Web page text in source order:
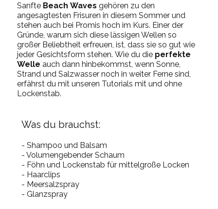
Sanfte Beach Waves gehören zu den
angesagtesten Frisuren in diesem Sommer und
stehen auch bei Promis hoch im Kurs. Einer der
Gründe, warum sich diese lässigen Wellen so
großer Beliebtheit erfreuen, ist, dass sie so gut wie
jeder Gesichtsform stehen. Wie du die perfekte
Welle auch dann hinbekommst, wenn Sonne,
Strand und Salzwasser noch in weiter Ferne sind,
erfährst du mit unseren Tutorials mit und ohne
Lockenstab.
Was du brauchst:
- Shampoo und Balsam
- Volumengebender Schaum
- Föhn und Lockenstab für mittelgroße Locken
- Haarclips
- Meersalzspray
- Glanzspray